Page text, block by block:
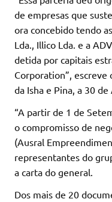
de empresas que
ora concebido tendo
Lda., Illico Lda. e a
detida por capitais
Corporation”,
da Isha e Pina, a 30
“A partir de 1 de
o compromisso de
(Ausral
representantes do
a carta do general.
Dos mais de 20